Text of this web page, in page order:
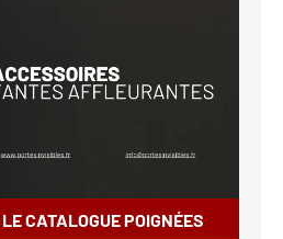
CATALOGUE POIGNÉES